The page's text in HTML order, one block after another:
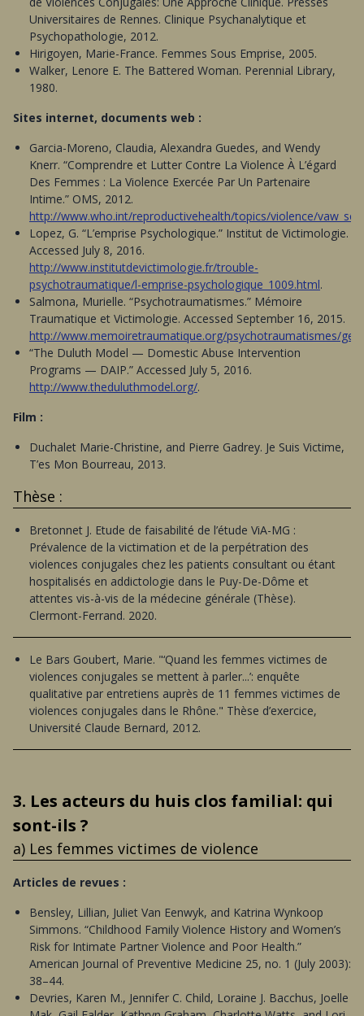
Universitaires de Rennes. Clinique Psychanalytique et
Psychopathologie, 2012.
Hirigoyen, Marie-France. Femmes Sous Emprise, 2005.
Walker, Lenore E. The Battered Woman. Perennial Library,
1980.
Sites internet, documents web :
Garcia-Moreno, Claudia, Alexandra Guedes, and Wendy
Knerr. “Comprendre et Lutter Contre La Violence À L’égard
Des Femmes : La Violence Exercée Par Un Partenaire
Intime.” OMS, 2012.
http://www.who.int/reproductivehealth/topics/violence/
Lopez, G. “L’emprise Psychologique.” Institut de Victimologie.
Accessed July 8, 2016.
http://www.institutdevictimologie.fr/trouble-
psychotraumatique/l-emprise-psychologique_1009.html.
Salmona, Murielle. “Psychotraumatismes.” Mémoire
Traumatique et Victimologie. Accessed September 16, 2015.
http://www.memoiretraumatique.org/psychotraumatismes/
“The Duluth Model — Domestic Abuse Intervention
Programs — DAIP.” Accessed July 5, 2016.
http://www.theduluthmodel.org/.
Film :
Duchalet Marie-Christine, and Pierre Gadrey. Je Suis Victime,
T’es Mon Bourreau, 2013.
Thèse :
Bretonnet J. Etude de faisabilité de l’étude ViA-MG :
Prévalence de la victimation et de la perpétration des
violences conjugales chez les patients consultant ou étant
hospitalisés en addictologie dans le Puy-De-Dôme et
attentes vis-à-vis de la médecine générale (Thèse).
Clermont-Ferrand. 2020.
Le Bars Goubert, Marie. "‘Quand les femmes victimes de
violences conjugales se mettent à parler...’: enquête
qualitative par entretiens auprès de 11 femmes victimes de
violences conjugales dans le Rhône." Thèse d’exercice,
Université Claude Bernard, 2012.
3. Les acteurs du huis clos familial: qui
sont-ils ?
a) Les femmes victimes de violence
Articles de revues :
Bensley, Lillian, Juliet Van Eenwyk, and Katrina Wynkoop
Simmons. “Childhood Family Violence History and Women’s
Risk for Intimate Partner Violence and Poor Health.”
American Journal of Preventive Medicine 25, no. 1 (July 2003):
38–44.
Devries, Karen M., Jennifer C. Child, Loraine J. Bacchus, Joelle